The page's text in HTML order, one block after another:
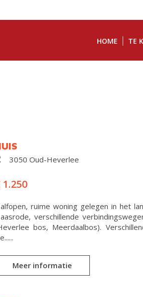
HOME TE
3050 Oud-Heverlee
1.250
ruime woning gelegen in het
verschillende
bos, Meerdaalbos).
Meer informatie